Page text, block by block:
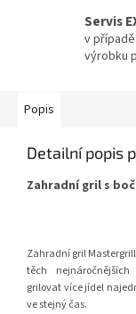
Servis
v
výrobku
Popis
Detailní popis
Zahradní gril s
Zahradní gril
těch
grilovat více jídel
ve stejný čas.